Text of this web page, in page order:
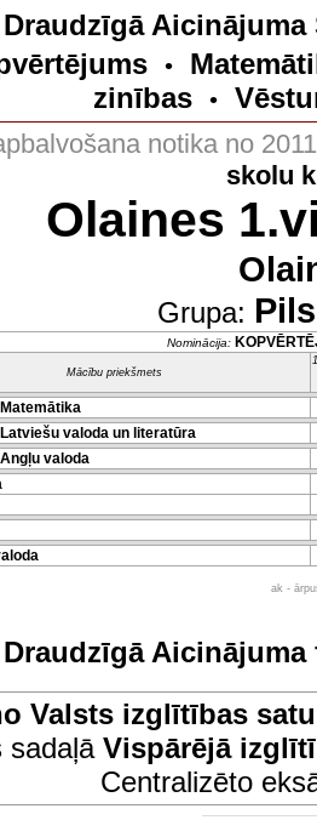
Draudzīgā
•
zinības
•
notika no
skolu
Olaines
Grupa:
Nominācija:
Mācību priekšmets
Matemātika
Latviešu valoda un literatūra
Angļu valoda
ak -
Draudzīgā
Valsts izglītības
sadaļā Vispārējā
Centralizēto